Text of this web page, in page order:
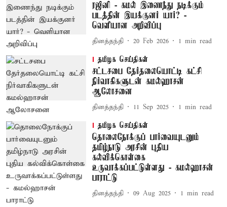
ரஜினி - கமல் இணைந்து நடிக்கும்
படத்தின் இயக்குனர் யார்? -
வெளியான அறிவிப்பு
தினத்தந்தி 20 Feb 2026 1 min read
தமிழக செய்திகள்
சட்டசபை தேர்தலையொட்டி கட்சி
நிர்வாகிகளுடன் கமல்ஹாசன்
ஆலோசனை
தினத்தந்தி 11 Sep 2025 1 min read
தமிழக செய்திகள்
தொலைநோக்குப் பார்வையுடனும்
தமிழ்நாடு அரசின் புதிய
கல்விக்கொள்கை
உருவாக்கப்பட்டுள்ளது - கமல்ஹாசன்
பாராட்டு
தினத்தந்தி 09 Aug 2025 1 min read